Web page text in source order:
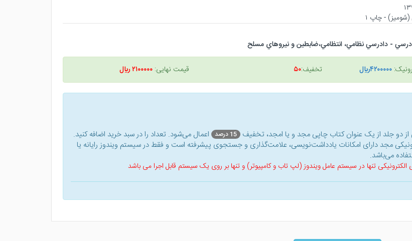
- دادرسي نظامي، انتظامي،ضابطين و نيروهاي مسلح
۴۲۰۰۰۰۰ريال تخفیف:۵۰ قیمت نهایی:۲۱۰۰۰۰۰ ريال
دو جلد از یک عنوان کتاب‌ چاپی مجد و یا امجد، تخفیف 15 درصد
اعمال می‌شود. تعداد را در سبد خرید اضافه کنید.
مجد دارای امکانات یادداشت‌نویسی، علامت‌گذاری و جستجوی پیشرفته است و فقط در سیستم ویندوز رایانه یا
می‌باشد.
الکترونیکی تنها در سیستم عامل ویندوز (لپ تاب و کامپیوتر) و تنها بر روی یک سیستم قابل اجرا می باشد